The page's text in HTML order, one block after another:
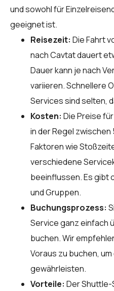
und sowohl für
geeignet ist.
Reisezeit: Die Fahrt
nach Cavtat dauert
Dauer kann je nach
variieren. Schnellere
Services sind selten,
Kosten: Die Preise
in der Regel zwischen
Faktoren wie
verschiedene
beeinflussen. Es gibt
und Gruppen.
Buchungsprozess:
Service ganz einfach
buchen. Wir
Voraus zu buchen,
gewährleisten.
Vorteile: Der